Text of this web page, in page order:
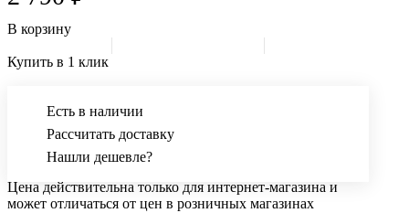
В корзину
Купить в 1 клик
Есть в наличии
Рассчитать доставку
Нашли дешевле?
Цена действительна только для интернет-магазина и
может отличаться от цен в розничных магазинах